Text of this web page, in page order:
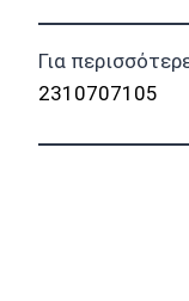
Για
2310707105